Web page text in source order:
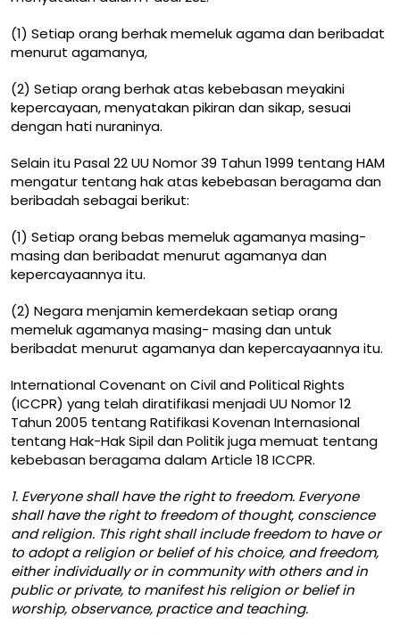
(1) Setiap orang berhak memeluk agama dan beribadat
menurut agamanya,
(2) Setiap orang berhak atas kebebasan meyakini
kepercayaan, menyatakan pikiran dan sikap, sesuai
dengan hati nuraninya.
Selain itu Pasal 22 UU Nomor 39 Tahun 1999 tentang HAM
mengatur tentang hak atas kebebasan beragama dan
beribadah sebagai berikut:
(1) Setiap orang bebas memeluk agamanya masing-
masing dan beribadat menurut agamanya dan
kepercayaannya itu.
(2) Negara menjamin kemerdekaan setiap orang
memeluk agamanya masing- masing dan untuk
beribadat menurut agamanya dan kepercayaannya itu.
International Covenant on Civil and Political Rights
(ICCPR) yang telah diratifikasi menjadi UU Nomor 12
Tahun 2005 tentang Ratifikasi Kovenan Internasional
tentang Hak-Hak Sipil dan Politik juga memuat tentang
kebebasan beragama dalam Article 18 ICCPR.
1. Everyone shall have the right to freedom. Everyone
shall have the right to freedom of thought, conscience
and religion. This right shall include freedom to have or
to adopt a religion or belief of his choice, and freedom,
either individually or in community with others and in
public or private, to manifest his religion or belief in
worship, observance, practice and teaching.